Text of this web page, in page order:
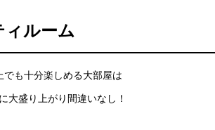
ィルーム
でも十分楽しめる大部屋は
大盛り上がり間違いなし！